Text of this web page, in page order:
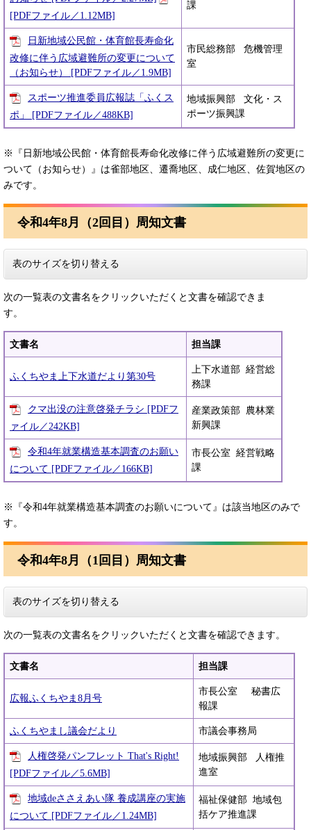
[PDFファイル／1.12MB]
課
日新地域公民館・体育館長寿命化
改修に伴う広域避難所の変更について
（お知らせ） [PDFファイル／1.9MB]
市民総務部 危機管理
室
スポーツ推進委員広報誌「ふくス
ポ」 [PDFファイル／488KB]
地域振興部 文化・ス
ポーツ振興課
※『日新地域公民館・体育館長寿命化改修に伴う広域避難所の変更に
ついて（お知らせ）』は雀部地区、遷喬地区、成仁地区、佐賀地区の
みです。​​
令和4年8月（2回目）周知文書
表のサイズを切り替える
次の一覧表の文書名をクリックいただくと文書を確認できま
す。
文書名 担当課
ふくちやま上下水道だより第30号
上下水道部 経営総
務課
クマ出没の注意啓発チラシ [PDFフ
ァイル／242KB]
産業政策部 農林業
新興課
令和4年就業構造基本調査のお願い
について [PDFファイル／166KB]
市長公室 経営戦略
課
※『令和4年就業構造基本調査のお願いについて』は該当地区のみで
す。​
令和4年8月（1回目）周知文書
表のサイズを切り替える
次の一覧表の文書名をクリックいただくと文書を確認できます。
文書名 担当課
広報ふくちやま8月号
市長公室 秘書広
報課
ふくちやまし議会だより 市議会事務局
人権啓発パンフレット That's Right!
[PDFファイル／5.6MB]
地域振興部 人権推
進室
地域deささえあい隊 養成講座の実施
について [PDFファイル／1.24MB]
福祉保健部 地域包
括ケア推進課